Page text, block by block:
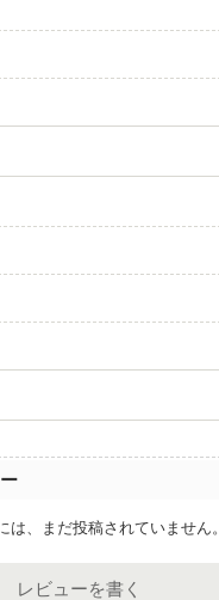
は、まだ投稿されていません。
レビューを書く